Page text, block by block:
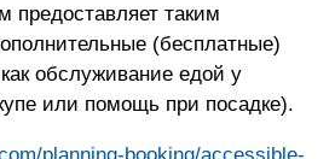
предоставляет таким
(бесплатные)
обслуживание едой у
или помощь при посадке).
planning-booking/accessible-